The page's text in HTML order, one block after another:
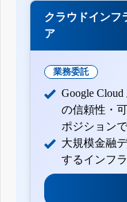
クラウドインフ
ア
業務委託
Google
の信頼性・
ポジションで
大規模金融
するインフ